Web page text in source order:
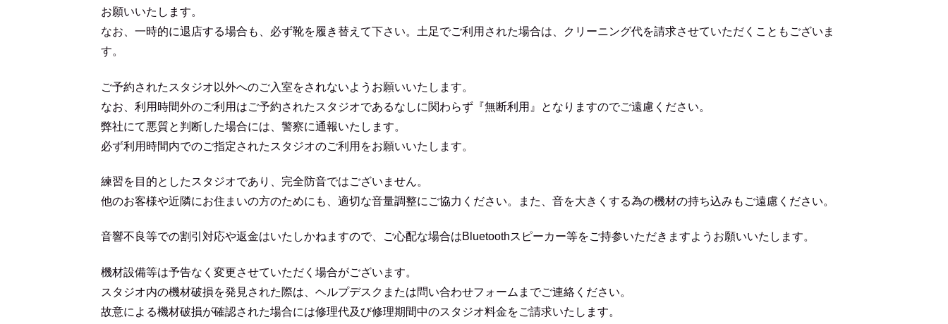
お願いいたします。
なお、一時的に退店する場合も、必ず靴を履き替えて下さい。土足でご利用された場合は、クリーニング代を請求させていただくこともございま
す。
ご予約されたスタジオ以外へのご入室をされないようお願いいたします。
なお、利用時間外のご利用はご予約されたスタジオであるなしに関わらず『無断利用』となりますのでご遠慮ください。
弊社にて悪質と判断した場合には、警察に通報いたします。
必ず利用時間内でのご指定されたスタジオのご利用をお願いいたします。
練習を目的としたスタジオであり、完全防音ではございません。
他のお客様や近隣にお住まいの方のためにも、適切な音量調整にご協力ください。また、音を大きくする為の機材の持ち込みもご遠慮ください。
音響不良等での割引対応や返金はいたしかねますので、ご心配な場合はBluetoothスピーカー等をご持参いただきますようお願いいたします。
機材設備等は予告なく変更させていただく場合がございます。
スタジオ内の機材破損を発見された際は、ヘルプデスクまたは問い合わせフォームまでご連絡ください。
故意による機材破損が確認された場合には修理代及び修理期間中のスタジオ料金をご請求いたします。